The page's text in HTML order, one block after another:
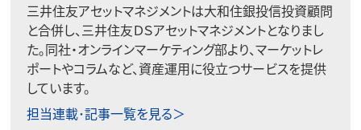
三井住友アセットマネジメントは大和住銀投信投資顧問
と合併し、三井住友ＤＳアセットマネジメントとなりまし
た。同社・オンラインマーケティング部より、マーケットレ
ポートやコラムなど、資産運用に役立つサービスを提供
しています。
担当連載･記事一覧を見る＞